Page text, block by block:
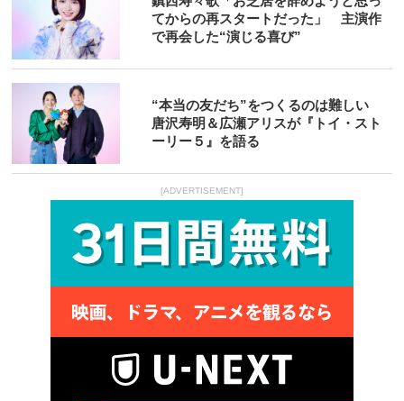
てからの再スタートだった」 主演作
で再会した“演じる喜び”
“本当の友だち”をつくるのは難しい
唐沢寿明＆広瀬アリスが『トイ・スト
ーリー５』を語る
[ADVERTISEMENT]